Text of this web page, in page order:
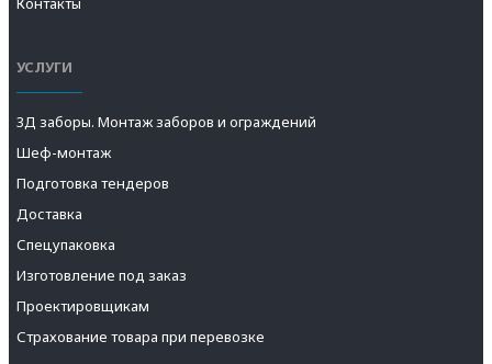
УСЛУГИ
3Д заборы. Монтаж заборов и ограждений
Шеф-монтаж
Подготовка тендеров
Доставка
Спецупаковка
Изготовление под заказ
Проектировщикам
Страхование товара при перевозке